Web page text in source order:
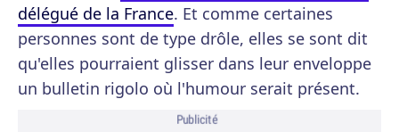
délégué de la France. Et comme certaines
personnes sont de type drôle, elles se sont dit
qu'elles pourraient glisser dans leur enveloppe
un bulletin rigolo où l'humour serait présent.
Publicité